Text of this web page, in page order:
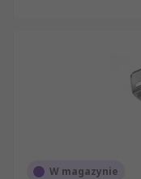
W magazynie